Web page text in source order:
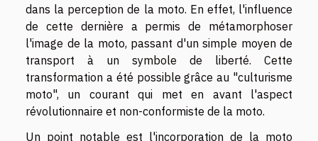
dans la perception de la moto. En effet, l'influence
de cette dernière a permis de métamorphoser
l'image de la moto, passant d'un simple moyen de
transport à un symbole de liberté. Cette
transformation a été possible grâce au "culturisme
moto", un courant qui met en avant l'aspect
révolutionnaire et non-conformiste de la moto.
Un point notable est l'incorporation de la moto